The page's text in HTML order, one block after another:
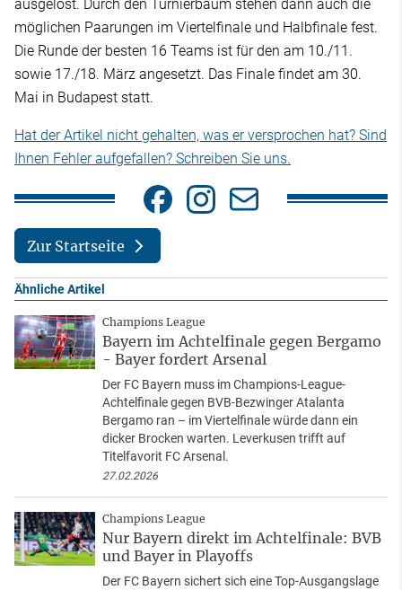
ausgelost. Durch den Turnierbaum stehen dann auch die
möglichen Paarungen im Viertelfinale und Halbfinale fest.
Die Runde der besten 16 Teams ist für den am 10./11.
sowie 17./18. März angesetzt. Das Finale findet am 30.
Mai in Budapest statt.
Hat der Artikel nicht gehalten, was er versprochen hat? Sind
Ihnen Fehler aufgefallen? Schreiben Sie uns.
Zur Startseite
Ähnliche Artikel
Champions League
Bayern im Achtelfinale gegen Bergamo
- Bayer fordert Arsenal
Der FC Bayern muss im Champions-League-
Achtelfinale gegen BVB-Bezwinger Atalanta
Bergamo ran – im Viertelfinale würde dann ein
dicker Brocken warten. Leverkusen trifft auf
Titelfavorit FC Arsenal.
27.02.2026
Champions League
Nur Bayern direkt im Achtelfinale: BVB
und Bayer in Playoffs
Der FC Bayern sichert sich eine Top-Ausgangslage